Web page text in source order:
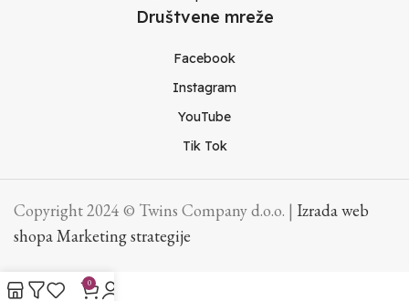
Društvene mreže
Facebook
Instagram
YouTube
Tik Tok
Copyright 2024 © Twins Company d.o.o. | Izrada web
shopa Marketing strategije
0